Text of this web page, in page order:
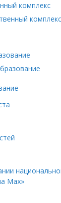
комплекс
комплекс
Мах»